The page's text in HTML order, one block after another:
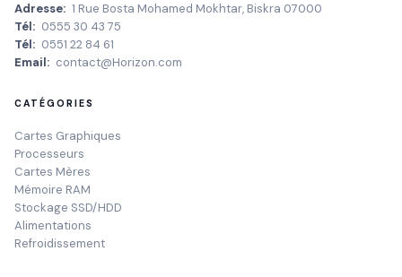
Adresse: 1 Rue Bosta Mohamed Mokhtar, Biskra 07000
Tél: 0555 30 43 75
Tél: 0551 22 84 61
Email: contact@Horizon.com
CATÉGORIES
Cartes Graphiques
Processeurs
Cartes Mères
Mémoire RAM
Stockage SSD/HDD
Alimentations
Refroidissement